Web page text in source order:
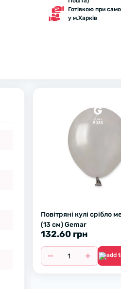
Готівкою при
у м.Харків
Повітряні кулі срібло
(13 см) Gemar
132.60 грн